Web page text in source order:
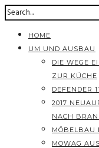
HOME
UM UND AUSBAU
DIE WEGE
ZUR KÜCHE
DEFENDER
2017
NACH
MÖBELBAU
MOWAG